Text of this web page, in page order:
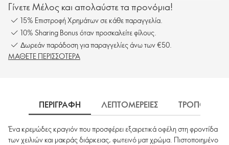
Γίνετε Μέλος και απολαύστε τα προνόμια!
15% Επιστροφή Χρημάτων σε κάθε παραγγελία.
10% Sharing Bonus όταν προσκαλείτε φίλους.
Δωρεάν παράδοση για παραγγελίες άνω των €50.
ΜΑΘΕΤΕ ΠΕΡΙΣΣΟΤΕΡΑ
ΠΕΡΙΓΡΑΦΗ ΛΕΠΤΟΜΕΡΕΙΕΣ ΤΡΟΠΟΣ
Ένα κρεμώδες κραγιόν που προσφέρει εξαιρετικά οφέλη στη φροντίδα
των χειλιών και μακράς διάρκειας, φωτεινό ματ χρώμα. Πιστοποιημένο